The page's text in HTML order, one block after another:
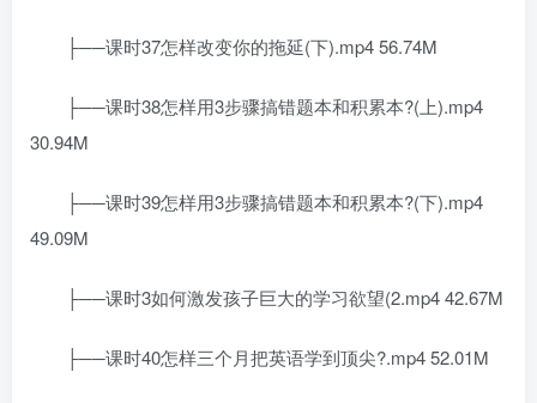
├──课时37怎样改变你的拖延(下).mp4 56.74M
├──课时38怎样用3步骤搞错题本和积累本?(上).mp4
30.94M
├──课时39怎样用3步骤搞错题本和积累本?(下).mp4
49.09M
├──课时3如何激发孩子巨大的学习欲望(2.mp4 42.67M
├──课时40怎样三个月把英语学到顶尖?.mp4 52.01M